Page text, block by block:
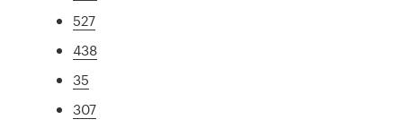
527
438
35
307